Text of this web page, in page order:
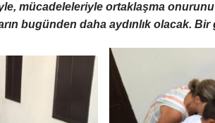
mücadeleleriyle ortaklaşma
bugünden daha aydınlık olacak. Bir